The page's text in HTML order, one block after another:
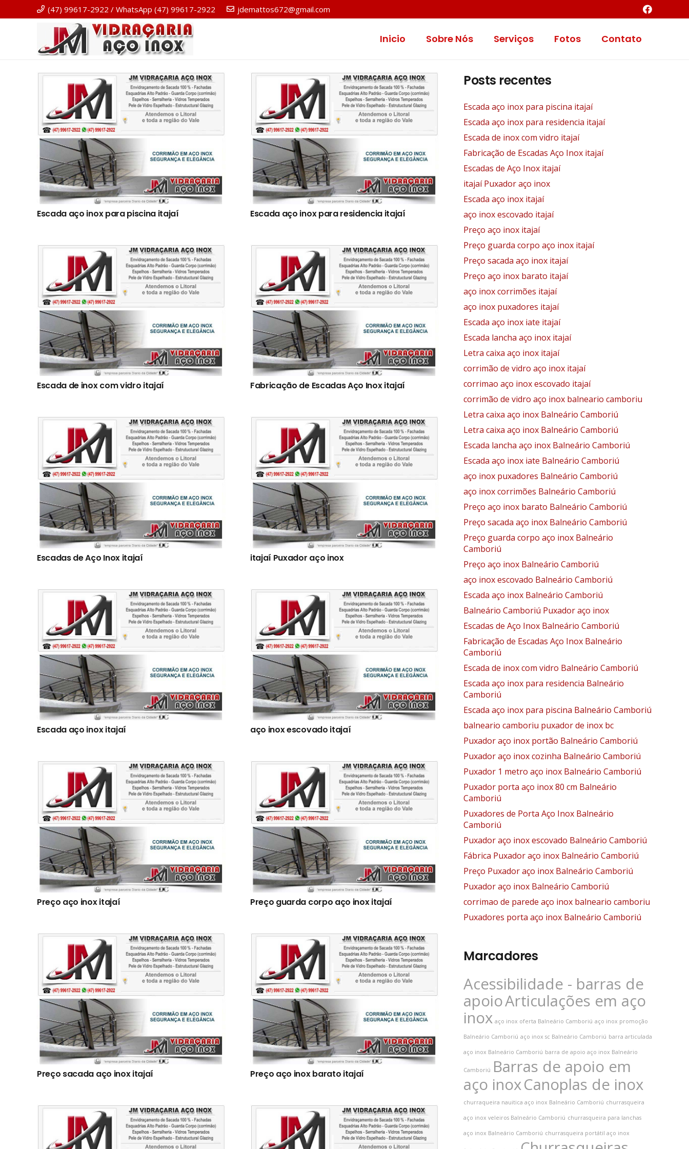
(47) 99617-2922 / WhatsApp (47) 99617-2922 jdemattos672@gmail.com
Inicio Sobre Nós Serviços Fotos Contato
Escada aço inox para piscina itajaí Escada aço inox para residencia itajaí
Escada de inox com vidro itajaí Fabricação de Escadas Aço Inox itajaí
Escadas de Aço Inox itajaí itajaí Puxador aço inox
Escada aço inox itajaí aço inox escovado itajaí
Preço aço inox itajaí Preço guarda corpo aço inox itajaí
Preço sacada aço inox itajaí Preço aço inox barato itajaí
Posts recentes
Escada aço inox para piscina itajaí
Escada aço inox para residencia itajaí
Escada de inox com vidro itajaí
Fabricação de Escadas Aço Inox itajaí
Escadas de Aço Inox itajaí
itajaí Puxador aço inox
Escada aço inox itajaí
aço inox escovado itajaí
Preço aço inox itajaí
Preço guarda corpo aço inox itajaí
Preço sacada aço inox itajaí
Preço aço inox barato itajaí
aço inox corrimões itajaí
aço inox puxadores itajaí
Escada aço inox iate itajaí
Escada lancha aço inox itajaí
Letra caixa aço inox itajaí
corrimão de vidro aço inox itajaí
corrimao aço inox escovado itajaí
corrimão de vidro aço inox balneario camboriu
Letra caixa aço inox Balneário Camboriú
Letra caixa aço inox Balneário Camboriú
Escada lancha aço inox Balneário Camboriú
Escada aço inox iate Balneário Camboriú
aço inox puxadores Balneário Camboriú
aço inox corrimões Balneário Camboriú
Preço aço inox barato Balneário Camboriú
Preço sacada aço inox Balneário Camboriú
Preço guarda corpo aço inox Balneário
Camboriú
Preço aço inox Balneário Camboriú
aço inox escovado Balneário Camboriú
Escada aço inox Balneário Camboriú
Balneário Camboriú Puxador aço inox
Escadas de Aço Inox Balneário Camboriú
Fabricação de Escadas Aço Inox Balneário
Camboriú
Escada de inox com vidro Balneário Camboriú
Escada aço inox para residencia Balneário
Camboriú
Escada aço inox para piscina Balneário Camboriú
balneario camboriu puxador de inox bc
Puxador aço inox portão Balneário Camboriú
Puxador aço inox cozinha Balneário Camboriú
Puxador 1 metro aço inox Balneário Camboriú
Puxador porta aço inox 80 cm Balneário
Camboriú
Puxadores de Porta Aço Inox Balneário
Camboriú
Puxador aço inox escovado Balneário Camboriú
Fábrica Puxador aço inox Balneário Camboriú
Preço Puxador aço inox Balneário Camboriú
Puxador aço inox Balneário Camboriú
corrimao de parede aço inox balneario camboriu
Puxadores porta aço inox Balneário Camboriú
Marcadores
Acessibilidade - barras de
apoioArticulações em aço
inox aço inox oferta Balneário Camboriú aço inox promoção
Balneário Camboriú aço inox sc Balneário Camboriú barra articulada
aço inox Balneário Camboriú barra de apoio aço inox Balneário
Camboriú Barras de apoio em
aço inoxCanoplas de inox
churraqueira nauitica aço inox Balneário Camboriú churrasqueira
aço inox veleiros Balneário Camboriú churrasqueira para lanchas
aço inox Balneário Camboriú churrasqueira portátil aço inox